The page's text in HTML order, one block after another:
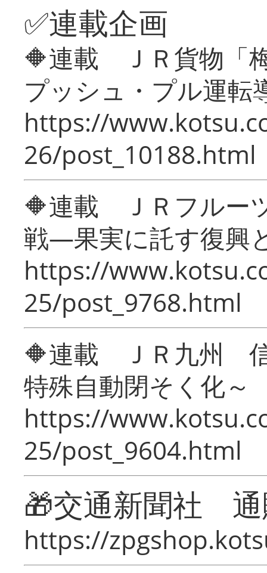
✅連載企画
🔶連載 ＪＲ貨物「
プッシュ・プル運転
https://
26/post_10188.html
🔶連載 ＪＲフルー
戦―果実に託す復興
https://
25/post_9768.html
🔶連載 ＪＲ九州 信
特殊自動閉そく化～
https://
25/post_9604.html
🎁交通新聞社
https://